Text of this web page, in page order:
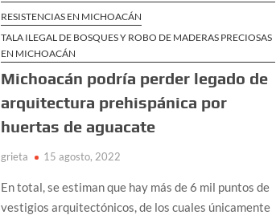
RESISTENCIAS EN MICHOACÁN
TALA ILEGAL DE BOSQUES Y ROBO DE MADERAS PRECIOSAS
EN MICHOACÁN
Michoacán podría perder legado de
arquitectura prehispánica por
huertas de aguacate
grieta 15 agosto, 2022
En total, se estiman que hay más de 6 mil puntos de
vestigios arquitectónicos, de los cuales únicamente